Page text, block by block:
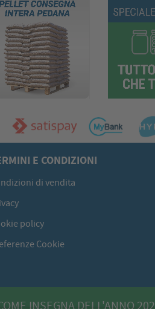
E CONDIZIONI
di vendita
policy
Cookie
INSEGNA DELL'ANNO